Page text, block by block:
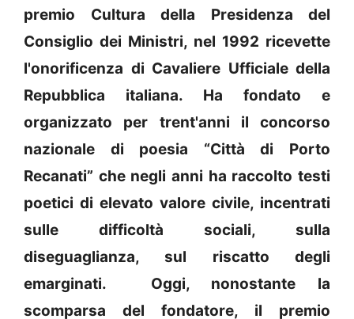
premio Cultura della Presidenza del
Consiglio dei Ministri, nel 1992 ricevette
l'onorificenza di Cavaliere Ufficiale della
Repubblica italiana. Ha fondato e
organizzato per trent'anni il concorso
nazionale di poesia “Città di Porto
Recanati” che negli anni ha raccolto testi
poetici di elevato valore civile, incentrati
sulle difficoltà sociali, sulla
diseguaglianza, sul riscatto degli
emarginati. Oggi, nonostante la
scomparsa del fondatore, il premio